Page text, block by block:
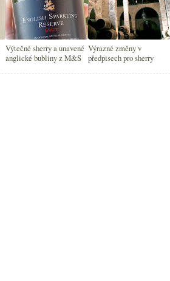
Výtečné sherry a unavené
anglické bubliny z M&S
Výrazné změny v
předpisech pro sherry